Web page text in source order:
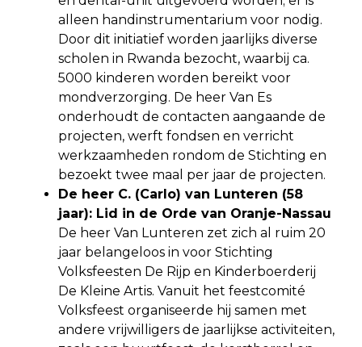
alleen handinstrumentarium voor nodig.
Door dit initiatief worden jaarlijks diverse
scholen in Rwanda bezocht, waarbij ca.
5000 kinderen worden bereikt voor
mondverzorging. De heer Van Es
onderhoudt de contacten aangaande de
projecten, werft fondsen en verricht
werkzaamheden rondom de Stichting en
bezoekt twee maal per jaar de projecten.
De heer C. (Carlo) van Lunteren (58
jaar): Lid in de Orde van Oranje-Nassau
De heer Van Lunteren zet zich al ruim 20
jaar belangeloos in voor Stichting
Volksfeesten De Rijp en Kinderboerderij
De Kleine Artis. Vanuit het feestcomité
Volksfeest organiseerde hij samen met
andere vrijwilligers de jaarlijkse activiteiten,